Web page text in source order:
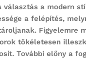
a modern
a felépítés,
Figyelemre
tökéletesen
További előny a